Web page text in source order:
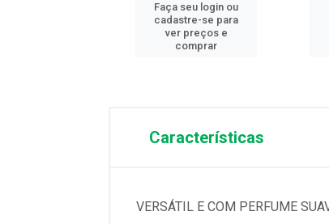
Faça seu login ou
cadastre-se para
ver preços e
comprar
Características
VERSÁTIL E COM PERFUME